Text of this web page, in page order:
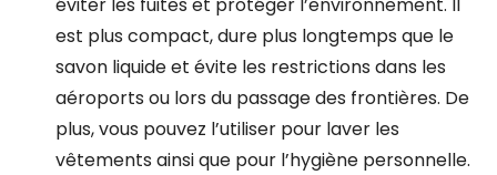
éviter les fuites et protéger l’environnement. Il
est plus compact, dure plus longtemps que le
savon liquide et évite les restrictions dans les
aéroports ou lors du passage des frontières. De
plus, vous pouvez l’utiliser pour laver les
vêtements ainsi que pour l’hygiène personnelle.